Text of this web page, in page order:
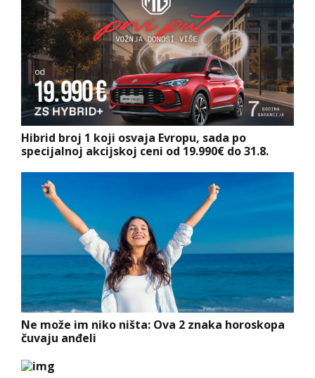
Hibrid broj 1 koji osvaja Evropu, sada po
specijalnoj akcijskoj ceni od 19.990€ do 31.8.
Ne može im niko ništa: Ova 2 znaka horoskopa
čuvaju anđeli